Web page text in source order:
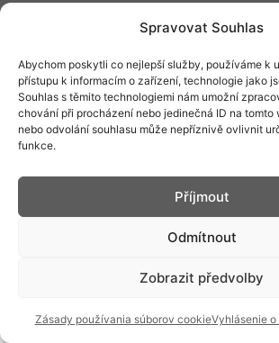
Spravovat Souhlas
Abychom poskytli co nejlepší služby, používáme k
přístupu k informacím o zařízení, technologie jako
Souhlas s těmito technologiemi nám umožní
chování při procházení nebo jedinečná ID na tomto
nebo odvolání souhlasu může nepříznivě ovlivnit
funkce.
Příjmout
Odmítnout
Zobrazit předvolby
Zásady používania súborov cookieVyhlásenie o
TECHNOLÓGIE
© PRIM2026